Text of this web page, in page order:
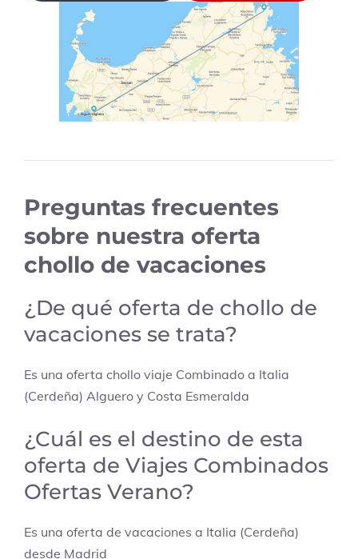
Preguntas frecuentes
sobre nuestra oferta
chollo de vacaciones
¿De qué oferta de chollo de
vacaciones se trata?
Es una oferta chollo viaje Combinado a Italia
(Cerdeña) Alguero y Costa Esmeralda
¿Cuál es el destino de esta
oferta de Viajes Combinados
Ofertas Verano?
Es una oferta de vacaciones a Italia (Cerdeña)
desde Madrid